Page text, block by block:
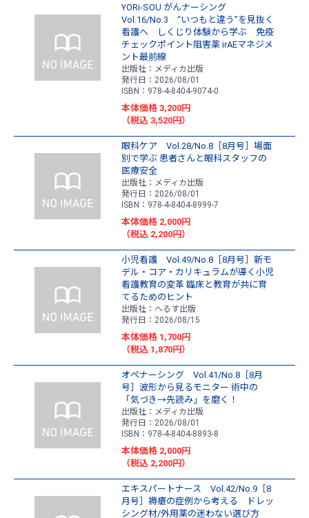
YORi-SOU がんナーシング
Vol.16/No.3 “いつもと違う”を見抜く
看護へ しくじり体験から学ぶ 免疫
チェックポイント阻害薬 irAEマネジメ
ント最前線
出版社：メディカ出版
発行日：2026/08/01
ISBN：978-4-8404-9074-0
本体価格 3,200円
（税込 3,520円）
眼科ケア Vol.28/No.8［8月号］場面
別で学ぶ 患者さんと眼科スタッフの
医療安全
出版社：メディカ出版
発行日：2026/08/01
ISBN：978-4-8404-8999-7
本体価格 2,000円
（税込 2,200円）
小児看護 Vol.49/No.8［8月号］新モ
デル・コア・カリキュラムが導く小児
看護教育の変革 臨床と教育が共に育
てるためのヒント
出版社：へるす出版
発行日：2026/08/15
本体価格 1,700円
（税込 1,870円）
オペナーシング Vol.41/No.8［8月
号］波形から見るモニター 術中の
「気づき→先読み」を磨く！
出版社：メディカ出版
発行日：2026/08/01
ISBN：978-4-8404-8893-8
本体価格 2,000円
（税込 2,200円）
エキスパートナース Vol.42/No.9［8
月号］褥瘡の症例から考える ドレッ
シング材/外用薬の迷わない選び方